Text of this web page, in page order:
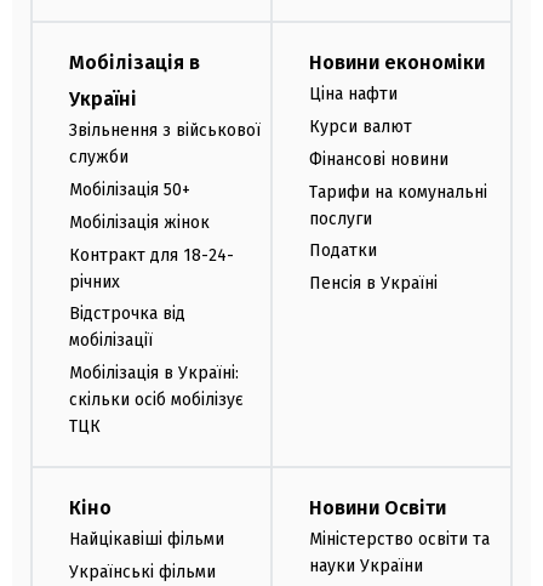
Мобілізація в
Україні
Звільнення з військової
служби
Мобілізація 50+
Мобілізація жінок
Контракт для 18-24-
річних
Відстрочка від
мобілізації
Мобілізація в Україні:
скільки осіб мобілізує
ТЦК
Новини економіки
Ціна нафти
Курси валют
Фінансові новини
Тарифи на комунальні
послуги
Податки
Пенсія в Україні
Кіно
Найцікавіші фільми
Українські фільми
Новини Освіти
Міністерство освіти та
науки України